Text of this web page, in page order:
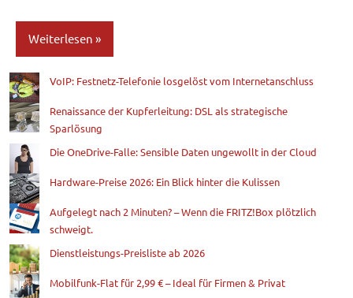
Weiterlesen
Blog VoIP: Festnetz-Telefonie losgelöst vom Internetanschluss
Renaissance der Kupferleitung: DSL als strategische
Sparlösung
Die OneDrive-Falle: Sensible Daten ungewollt in der Cloud
Hardware-Preise 2026: Ein Blick hinter die Kulissen
Aufgelegt nach 2 Minuten? – Wenn die FRITZ!Box plötzlich
schweigt.
Dienstleistungs-Preisliste ab 2026
Mobilfunk-Flat für 2,99 € – Ideal für Firmen & Privat